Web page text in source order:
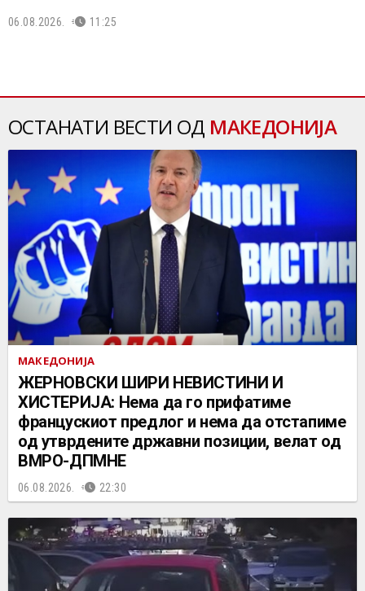
06.08.2026. 11:25
ОСТАНАТИ ВЕСТИ ОД МАКЕДОНИЈА
МАКЕДОНИЈА
ЖЕРНОВСКИ ШИРИ НЕВИСТИНИ И
ХИСТЕРИЈА: Нема да го прифатиме
францускиот предлог и нема да отстапиме
од утврдените државни позиции, велат од
ВМРО-ДПМНЕ
06.08.2026. 22:30